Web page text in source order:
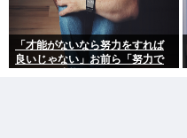
「才能がないなら努力をすれば
良いじゃない」お前ら「努力で